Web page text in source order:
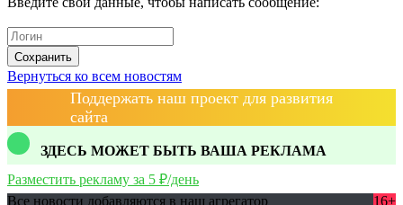
Сохранить
Вернуться ко всем новостям
Поддержать наш проект для развития
сайта
ЗДЕСЬ МОЖЕТ БЫТЬ ВАША РЕКЛАМА
Разместить рекламу за 5 ₽/день
Все новости добавляются в наш агрегатор
16+